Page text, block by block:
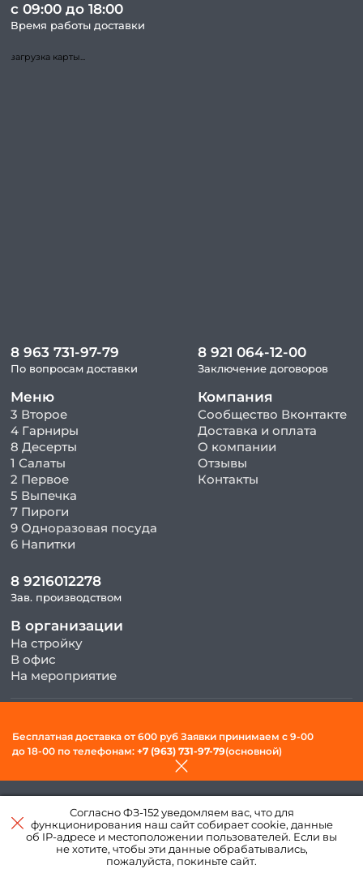
с 09:00 до 18:00
Время работы доставки
загрузка карты...
8 963 731-97-79
По вопросам доставки
Меню
3 Второе
4 Гарниры
8 Десерты
1 Салаты
2 Первое
5 Выпечка
7 Пироги
9 Одноразовая посуда
6 Напитки
8 921 064-12-00
Заключение договоров
Компания
Сообщество Вконтакте
Доставка и оплата
О компании
Отзывы
Контакты
8 9216012278
Зав. производством
В организации
На стройку
В офис
На мероприятие
права защищены.
Политика конфиденциальности и обработки персональных
Создано в интернет–
агентстве«Пегас»
Согласно ФЗ-152 уведомляем вас, что для
функционирования наш сайт собирает cookie, данные
об IP-адресе и местоположении пользователей. Если вы
не хотите, чтобы эти данные обрабатывались,
пожалуйста, покиньте сайт.
Бесплатная доставка от 600 руб Заявки принимаем c 9-00
до 18-00 по телефонам: +7 (963) 731-97-79(основной)